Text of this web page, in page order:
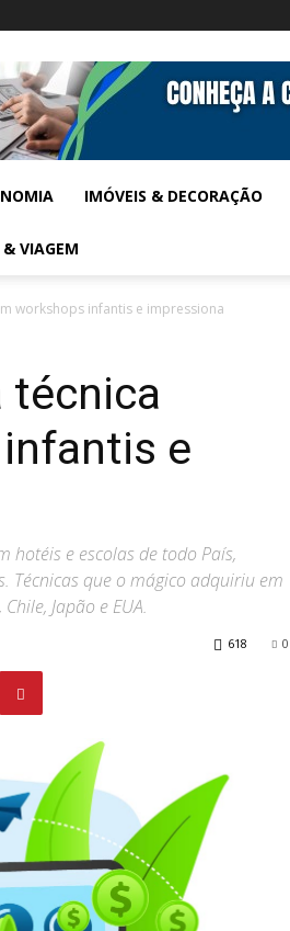
IMÓVEIS & DECORAÇÃO
VIAGEM
workshops infantis e impressiona
técnica
e
hotéis e escolas de todo País,
Técnicas que o mágico adquiriu em
Japão e EUA.
0
618